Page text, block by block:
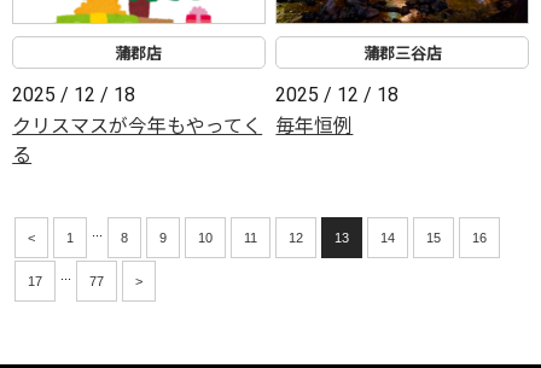
蒲郡店
2025 / 12 / 18
クリスマスが今年もやってく
る
蒲郡三谷店
2025 / 12 / 18
毎年恒例
< 1 8 9 10 11 12 13 14 15 16
17 77 >